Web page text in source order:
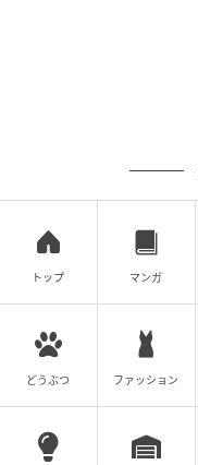
トップ マンガ
どうぶつ ファッション